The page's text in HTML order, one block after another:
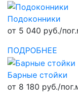
Подоконники
от 5 040 руб./
ПОДРОБНЕЕ
Барные стойки
от 8 180 руб./